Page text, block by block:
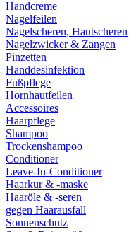
Handcreme
Nagelfeilen
Nagelscheren, Hautscheren
Nagelzwicker & Zangen
Pinzetten
Handdesinfektion
Fußpflege
Hornhautfeilen
Accessoires
Haarpflege
Shampoo
Trockenshampoo
Conditioner
Leave-In-Conditioner
Haarkur & -maske
Haaröle & -seren
gegen Haarausfall
Sonnenschutz